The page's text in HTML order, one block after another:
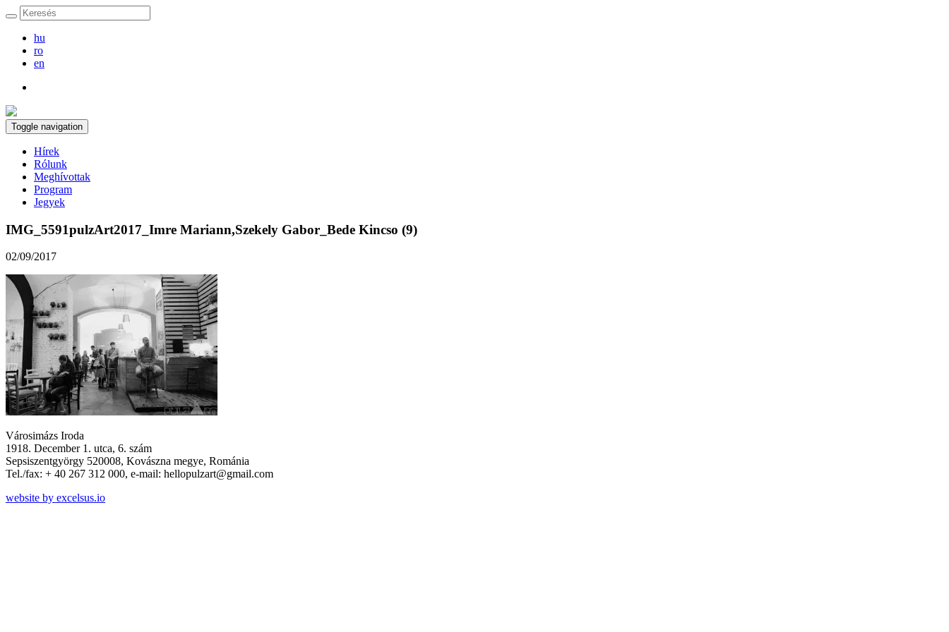
hu
ro
en
Toggle navigation
Hírek
Rólunk
Meghívottak
Program
Jegyek
IMG_5591pulzArt2017_Imre Mariann,Szekely Gabor_Bede Kincso (9)
02/09/2017
Városimázs Iroda
1918. December 1. utca, 6. szám
Sepsiszentgyörgy 520008, Kovászna megye, Románia
Tel./fax: + 40 267 312 000, e-mail: hellopulzart@gmail.com
website by excelsus.io